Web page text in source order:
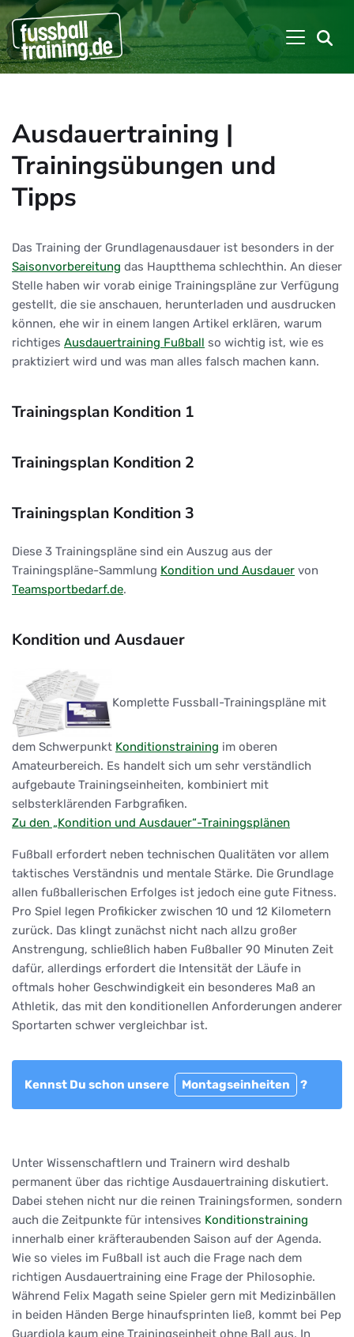
Ausdauertraining |
Trainingsübungen und
Tipps
Das Training der Grundlagenausdauer ist besonders in der
Saisonvorbereitung das Hauptthema schlechthin. An dieser
Stelle haben wir vorab einige Trainingspläne zur Verfügung
gestellt, die sie anschauen, herunterladen und ausdrucken
können, ehe wir in einem langen Artikel erklären, warum
richtiges Ausdauertraining Fußball so wichtig ist, wie es
praktiziert wird und was man alles falsch machen kann.
Trainingsplan Kondition 1
Trainingsplan Kondition 2
Trainingsplan Kondition 3
Diese 3 Trainingspläne sind ein Auszug aus der
Trainingspläne-Sammlung Kondition und Ausdauer von
Teamsportbedarf.de.
Kondition und Ausdauer
Komplette Fussball-Trainingspläne mit
dem Schwerpunkt Konditionstraining im oberen
Amateurbereich. Es handelt sich um sehr verständlich
aufgebaute Trainingseinheiten, kombiniert mit
selbsterklärenden Farbgrafiken.
Zu den „Kondition und Ausdauer“-Trainingsplänen
Fußball erfordert neben technischen Qualitäten vor allem
taktisches Verständnis und mentale Stärke. Die Grundlage
allen fußballerischen Erfolges ist jedoch eine gute Fitness.
Pro Spiel legen Profikicker zwischen 10 und 12 Kilometern
zurück. Das klingt zunächst nicht nach allzu großer
Anstrengung, schließlich haben Fußballer 90 Minuten Zeit
dafür, allerdings erfordert die Intensität der Läufe in
oftmals hoher Geschwindigkeit ein besonderes Maß an
Athletik, das mit den konditionellen Anforderungen anderer
Sportarten schwer vergleichbar ist.
Kennst Du schon unsere Montagseinheiten ?
Unter Wissenschaftlern und Trainern wird deshalb
permanent über das richtige Ausdauertraining diskutiert.
Dabei stehen nicht nur die reinen Trainingsformen, sondern
auch die Zeitpunkte für intensives Konditionstraining
innerhalb einer kräfteraubenden Saison auf der Agenda.
Wie so vieles im Fußball ist auch die Frage nach dem
richtigen Ausdauertraining eine Frage der Philosophie.
Während Felix Magath seine Spieler gern mit Medizinbällen
in beiden Händen Berge hinaufsprinten ließ, kommt bei Pep
Guardiola kaum eine Trainingseinheit ohne Ball aus. In